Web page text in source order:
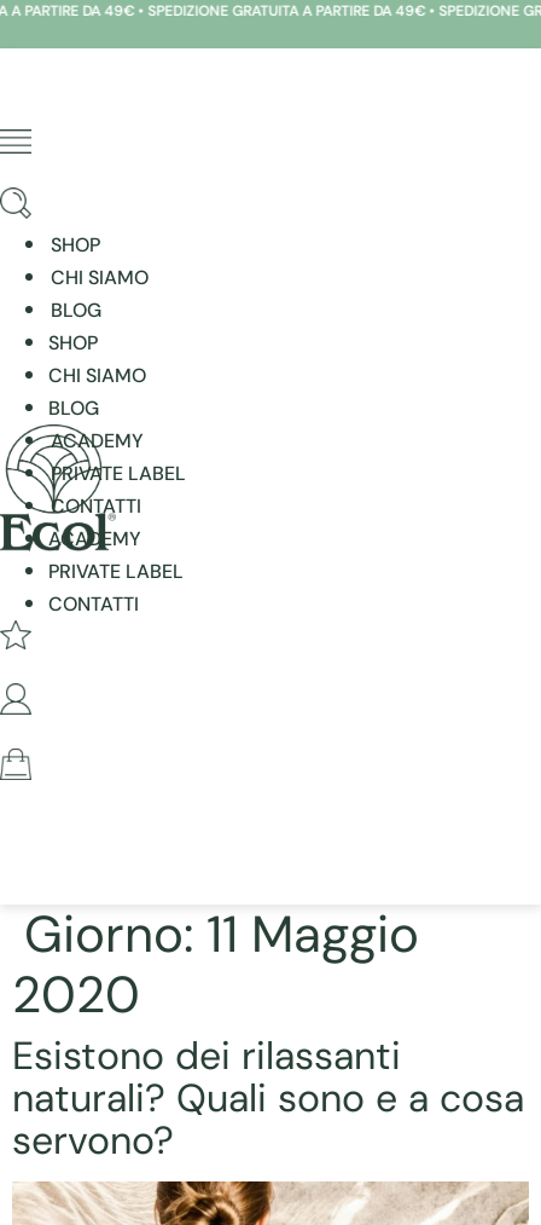
Vai
al
DA 49€ • SPEDIZIONE GRATUITA A PARTIRE DA 49€ • SPEDIZIONE
SHOP
CHI SIAMO
BLOG
SHOP
CHI SIAMO
BLOG
ACADEMY
PRIVATE LABEL
CONTATTI
ACADEMY
PRIVATE LABEL
CONTATTI
Giorno: 11 Maggio
2020
Esistono dei rilassanti
naturali? Quali sono e a cosa
servono?